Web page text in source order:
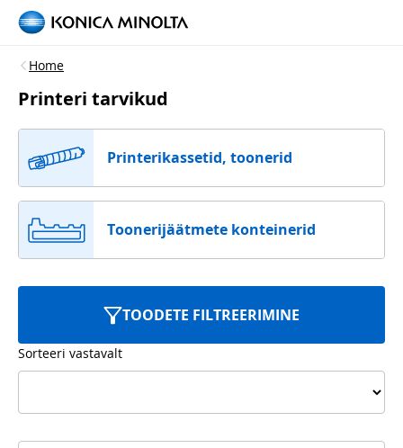
Home
Printeri tarvikud
Printerikassetid, toonerid
Toonerijäätmete konteinerid
TOODETE FILTREERIMINE
Sorteeri vastavalt